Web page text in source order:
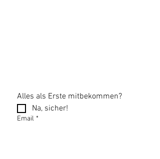
Alles als Erste mitbekommen?
Na, sicher!
Email *